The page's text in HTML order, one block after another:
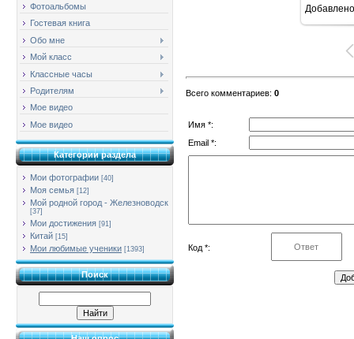
Фотоальбомы
Гостевая книга
Обо мне
Мой класс
Классные часы
Родителям
Мое видео
Мое видео
Категории раздела
Мои фотографии [40]
Моя семья [12]
Мой родной город - Железноводск
[37]
Мои достижения [91]
Китай [15]
Мои любимые ученики [1393]
Поиск
Добавлено
Всего комментариев: 0
Имя *:
Email *:
Код *: